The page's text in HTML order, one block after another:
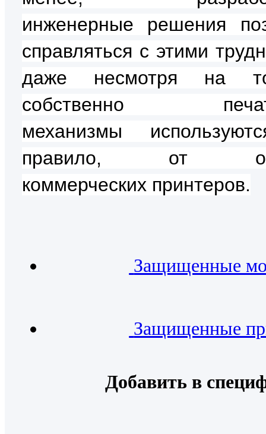
инженерные решения
справляться с этими
даже несмотря на
собственно
механизмы
правило, от
коммерческих принтеров.
Защищенные
Защищенные
Добавить в